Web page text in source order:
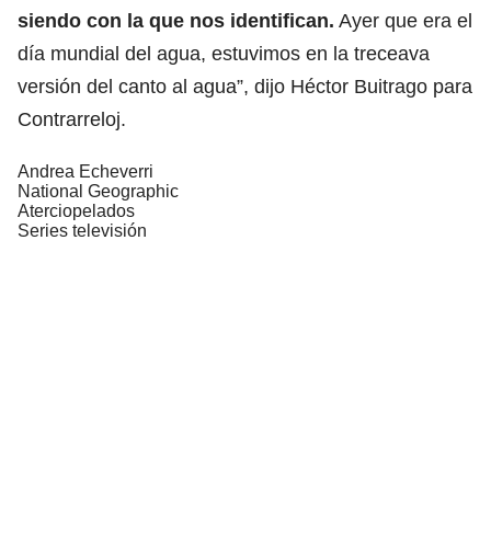
siendo con la que nos identifican. Ayer que era el
día mundial del agua, estuvimos en la treceava
versión del canto al agua”, dijo Héctor Buitrago para
Contrarreloj.
Andrea Echeverri
National Geographic
Aterciopelados
Series televisión